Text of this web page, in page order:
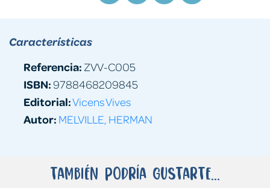
Características
Referencia: ZVV-C005
ISBN:9788468209845
Editorial:Vicens Vives
Autor: MELVILLE, HERMAN
También podría gustarte...